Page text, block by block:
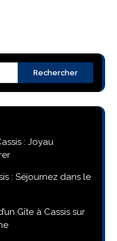
Rechercher
: Joyau
: Séjournez dans le
Gîte à Cassis sur